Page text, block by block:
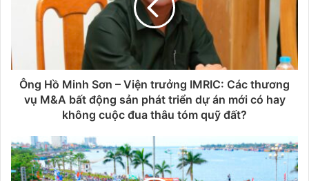
Ông Hồ Minh Sơn – Viện trưởng IMRIC: Các thương
vụ M&A bất động sản phát triển dự án mới có hay
không cuộc đua thâu tóm quỹ đất?